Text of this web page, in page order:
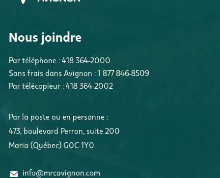
Nous joindre
Par téléphone : 418 364-2000
Sans frais dans Avignon : 1 877 846-8509
Par télécopieur : 418 364-2002
Par la poste ou en personne :
473, boulevard Perron, suite 200
Maria (Québec) G0C 1Y0
info@mrcavignon.com